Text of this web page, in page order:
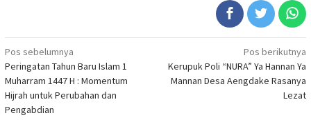
Navigasi
pos
Pos sebelumnya
Peringatan Tahun Baru Islam 1
Muharram 1447 H : Momentum
Hijrah untuk Perubahan dan
Pengabdian
Pos berikutnya
Kerupuk Poli “NURA” Ya Hannan Ya
Mannan Desa Aengdake Rasanya
Lezat